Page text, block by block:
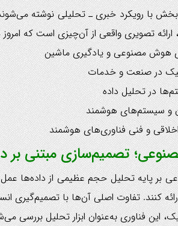
با رویکرد خبری ـ تحلیلی نوشته
تصویری واقعی از آن‌چیزی است که
هوش مصنوعی و یادگیری ماشین
در صنعت و خدمات
در تحلیل داده
و سیستم‌های هوشمند
و فنی فناوری‌های هوشمند
تصمیم‌سازی مبتنی بر
بر پایه تحلیل حجم عظیمی از داده‌ها عمل
کنند. تفاوت اصلی آن‌ها با
این فناوری به‌عنوان ابزار تحلیل بررسی